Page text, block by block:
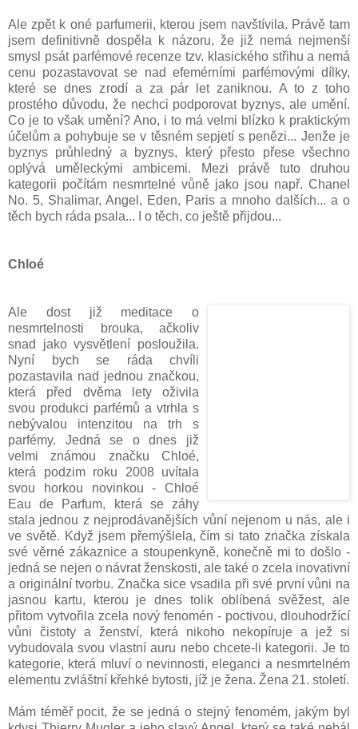
Ale zpět k oné parfumerii, kterou jsem navštívila. Právě tam
jsem definitivně dospěla k názoru, že již nemá nejmenší
smysl psát parfémové recenze tzv. klasického střihu a nemá
cenu pozastavovat se nad efemérními parfémovými dílky,
které se dnes zrodí a za pár let zaniknou. A to z toho
prostého důvodu, že nechci podporovat byznys, ale umění.
Co je to však umění? Ano, i to má velmi blízko k praktickým
účelům a pohybuje se v těsném sepjetí s penězi... Jenže je
byznys průhledný a byznys, který přesto přese všechno
oplývá uměleckými ambicemi. Mezi právě tuto druhou
kategorii počítám nesmrtelné vůně jako jsou např. Chanel
No. 5, Shalimar, Angel, Eden, Paris a mnoho dalších... a o
těch bych ráda psala... I o těch, co ještě přijdou...
Chloé
Ale dost již meditace o
nesmrtelnosti brouka, ačkoliv
snad jako vysvětlení posloužila.
Nyní bych se ráda chvíli
pozastavila nad jednou značkou,
která před dvěma lety oživila
svou produkci parfémů a vtrhla s
nebývalou intenzitou na trh s
parfémy. Jedná se o dnes již
velmi známou značku Chloé,
která podzim roku 2008 uvítala
svou horkou novinkou - Chloé
Eau de Parfum, která se záhy
stala jednou z nejprodávanějších vůní nejenom u nás, ale i
ve světě. Když jsem přemýšlela, čím si tato značka získala
své věrné zákaznice a stoupenkyně, konečně mi to došlo -
jedná se nejen o návrat ženskosti, ale také o zcela inovativní
a originální tvorbu. Značka sice vsadila při své první vůni na
jasnou kartu, kterou je dnes tolik oblíbená svěžest, ale
přitom vytvořila zcela nový fenomén - poctivou, dlouhodržící
vůni čistoty a ženství, která nikoho nekopíruje a jež si
vybudovala svou vlastní auru nebo chcete-li kategorii. Je to
kategorie, která mluví o nevinnosti, eleganci a nesmrtelném
elementu zvláštní křehké bytosti, jíž je žena. Žena 21. století.
Mám téměř pocit, že se jedná o stejný fenomém, jakým byl